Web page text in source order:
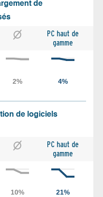
de
PC haut de
gamme
de logiciels
PC haut de
gamme